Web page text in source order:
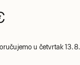
u četvrtak 13. 8.